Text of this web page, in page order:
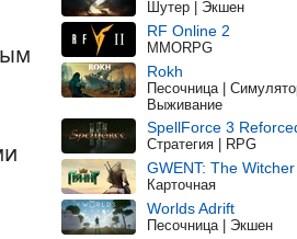
Шутер | Экшен
RF Online 2
MMORPG
Rokh
Песочница |
Выживание
SpellForce 3
Стратегия | RPG
GWENT: The
Карточная
Worlds Adrift
Песочница | Экшен